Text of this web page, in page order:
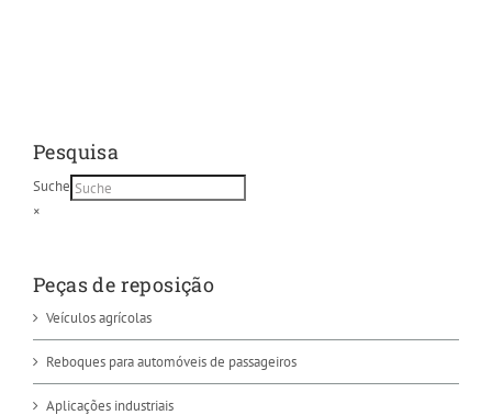
Pesquisa
Suche
×
Peças de reposição
Veículos agrícolas
Reboques para automóveis de passageiros
Aplicações industriais